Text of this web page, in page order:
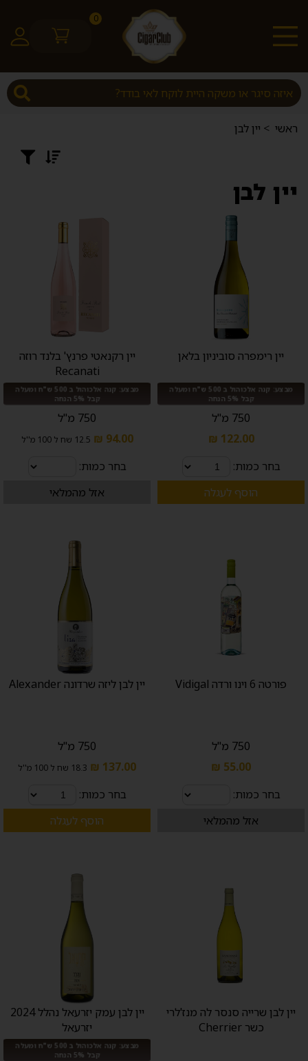
0
ראשי > יין לבן
יין לבן
יין רימפרה סוביניון בלאן
מבצע: קנה אלכוהול ב 500 ש"ח ומעלה
קבל 5% הנחה
750 מ"ל
122.00 ₪
בחר כמות:
הוסף לעגלה
יין רקנאטי פרנץ' בלנד רוזה
Recanati
מבצע: קנה אלכוהול ב 500 ש"ח ומעלה
קבל 5% הנחה
750 מ"ל
94.00 ₪
12.5 שח ל 100 מ''ל
בחר כמות:
אזל מהמלאי
פורטה 6 וינו ורדה Vidigal
750 מ"ל
55.00 ₪
בחר כמות:
אזל מהמלאי
יין לבן ליזה שרדונה Alexander
750 מ"ל
137.00 ₪
18.3 שח ל 100 מ''ל
בחר כמות:
הוסף לעגלה
יין לבן שרייה סנסר לה מנז'לרי
כשר Cherrier
יין לבן עמק יזרעאל נהלל 2024
יזרעאל
מבצע: קנה אלכוהול ב 500 ש"ח ומעלה
קבל 5% הנחה